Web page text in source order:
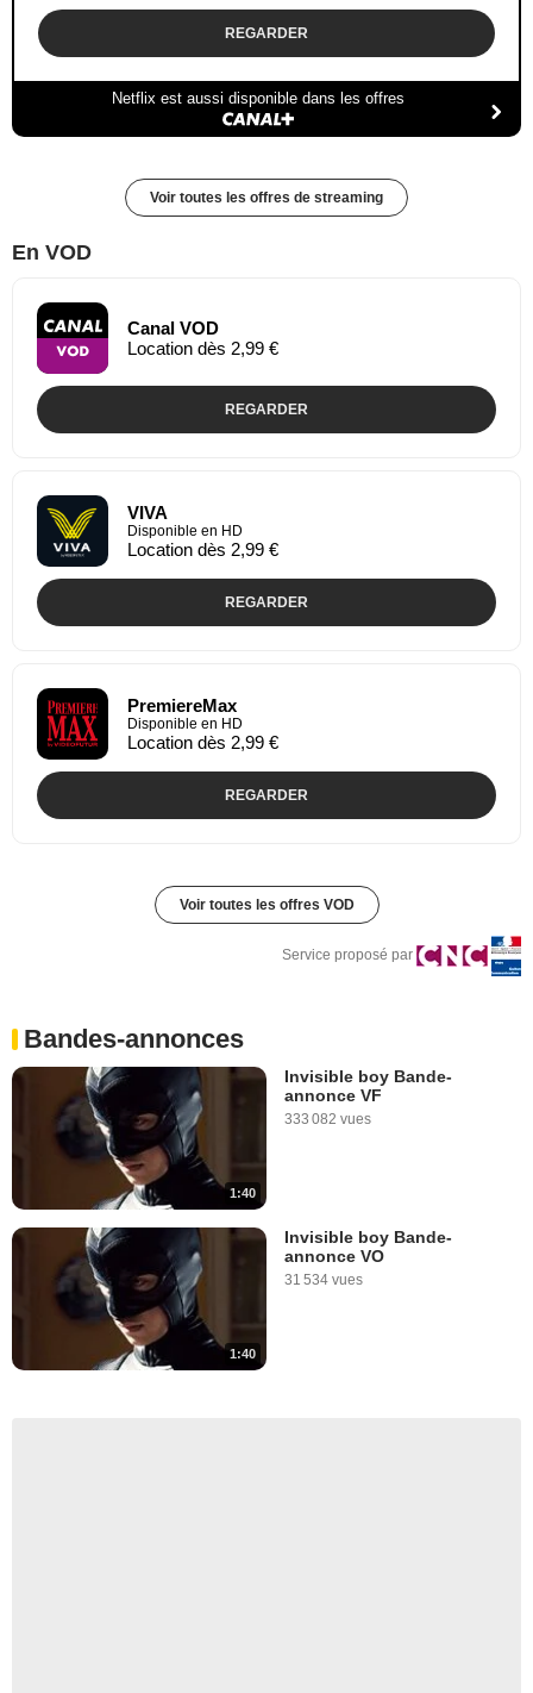
REGARDER
Netflix est aussi disponible dans les offres
Voir toutes les offres de streaming
En VOD
Canal VOD
Location dès 2,99 €
REGARDER
VIVA
Disponible en HD
Location dès 2,99 €
REGARDER
PremiereMax
Disponible en HD
Location dès 2,99 €
REGARDER
Voir toutes les offres VOD
Service proposé par
Bandes-annonces
1:40
Invisible boy Bande-
annonce VF
333 082 vues
1:40
Invisible boy Bande-
annonce VO
31 534 vues